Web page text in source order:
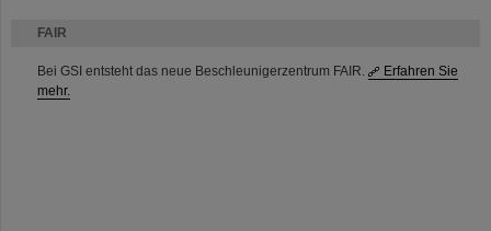
FAIR
Bei GSI entsteht das neue Beschleunigerzentrum FAIR.
Erfahren Sie
mehr.